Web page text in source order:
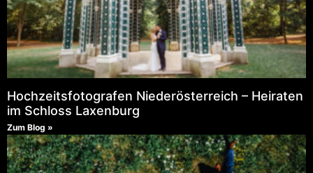
Hochzeitsfotografen Niederösterreich – Heiraten
im Schloss Laxenburg
Zum Blog »